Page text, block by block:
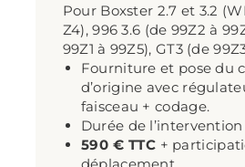
Pour Boxster 2.7 et 3.2
Z4), 996 3.6 (de 99Z2 à
99Z1 à 99Z5), GT3 (de
Fourniture et pose du
d’origine avec
faisceau + codage.
Durée de l’intervention
590 € TTC +